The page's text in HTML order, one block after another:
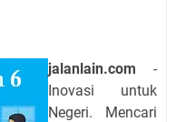
jalanlain.com -
Inovasi untuk
Negeri. Mencari